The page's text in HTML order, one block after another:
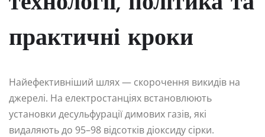
практичні кроки
Найефективніший шлях — скорочення викидів на
джерелі. На електростанціях встановлюють
установки десульфурації димових газів, які
видаляють до 95–98 відсотків діоксиду сірки.